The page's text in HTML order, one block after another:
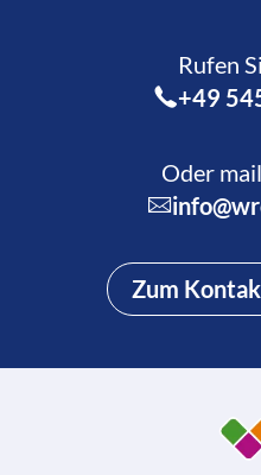
Rufen
+49
Oder
Zum